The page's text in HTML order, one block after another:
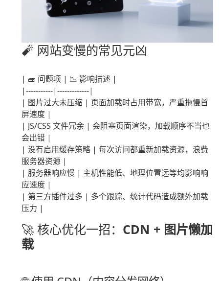
🧨 网站变慢的常见元凶
| 🧱 问题项 | 📉 影响描述 |
|-----------|-------------|
| 图片过大未压缩 | 页面加载时占用带宽，严重拖慢首
屏速度 |
| JS/CSS 文件冗余 | 会阻塞页面渲染，加载顺序不当也
会出错 |
| 没有启用缓存策略 | 每次访问都重新加载资源，浪费
服务器资源 |
| 服务器响应慢 | 主机性能低、地理位置远等均影响响
应速度 |
| 第三方插件过多 | 多个跟踪、统计代码造成额外加载
压力 |
🚀 核心优化一招： CDN + 图片懒加
载